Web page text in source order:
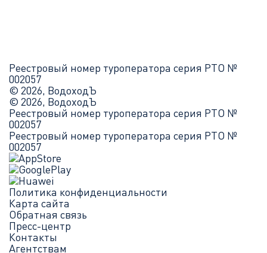
Реестровый номер туроператора серия РТО №
002057
© 2026, ВодоходЪ
© 2026, ВодоходЪ
Реестровый номер туроператора серия РТО №
002057
Реестровый номер туроператора серия РТО №
002057
Политика конфиденциальности
Карта сайта
Обратная связь
Пресс-центр
Контакты
Агентствам